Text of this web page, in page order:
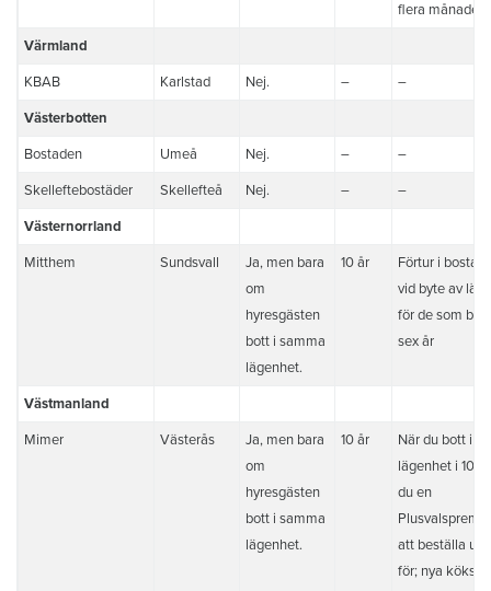
flera månader
Värmland
KBAB Karlstad Nej. – –
Västerbotten
Bostaden Umeå Nej. – –
Skelleftebostäder Skellefteå Nej. – –
Västernorrland
Mitthem Sundsvall
Ja, men bara
om
hyresgästen
bott i samma
lägenhet.
10 år
Förtur i
vid byte av
för de som
sex år
Västmanland
Mimer Västerås
Ja, men bara
om
hyresgästen
bott i samma
lägenhet.
10 år
När du bott i
lägenhet i 10
du en
att beställa
för; nya